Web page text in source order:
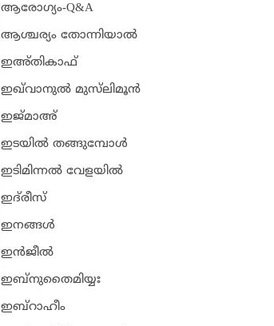
ആരോഗ്യം-Q&A
ആശ്ചര്യം തോന്നിയാല്‍
ഇഅ്തികാഫ്‌
ഇഖ്‌വാനുല്‍ മുസ്‌ലിമൂന്‍
ഇജ്മാഅ്
ഇടയില്‍ തങ്ങുമ്പോള്‍
ഇടിമിന്നല്‍ വേളയില്‍
ഇദ്‌രീസ്‌
ഇനങ്ങള്‍
ഇന്‍ജീല്‍
ഇബ്‌നുതൈമിയ്യഃ
ഇബ്‌റാഹീം